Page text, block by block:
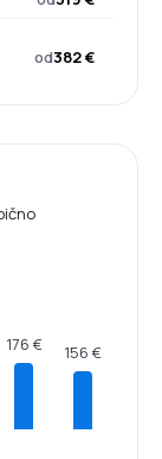
od382 €
176 € 156 €